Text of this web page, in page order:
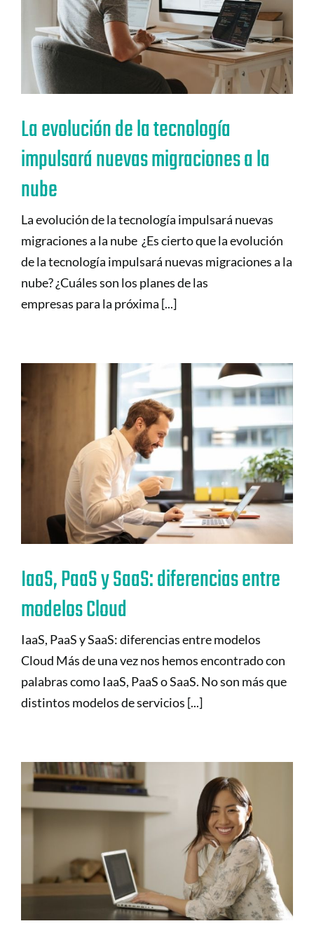
La evolución de la tecnología
impulsará nuevas migraciones a la
nube
La evolución de la tecnología impulsará nuevas
migraciones a la nube ¿Es cierto que la evolución
de la tecnología impulsará nuevas migraciones a la
nube? ¿Cuáles son los planes de las
empresas para la próxima [...]
IaaS, PaaS y SaaS: diferencias entre
modelos Cloud
IaaS, PaaS y SaaS: diferencias entre modelos
Cloud Más de una vez nos hemos encontrado con
palabras como IaaS, PaaS o SaaS. No son más que
distintos modelos de servicios [...]